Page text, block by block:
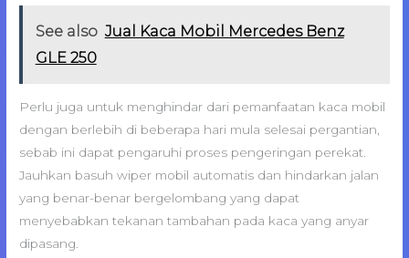
See also Jual Kaca Mobil Mercedes Benz
GLE 250
Perlu juga untuk menghindar dari pemanfaatan kaca mobil
dengan berlebih di beberapa hari mula selesai pergantian,
sebab ini dapat pengaruhi proses pengeringan perekat.
Jauhkan basuh wiper mobil automatis dan hindarkan jalan
yang benar-benar bergelombang yang dapat
menyebabkan tekanan tambahan pada kaca yang anyar
dipasang.